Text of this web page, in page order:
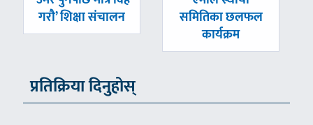
गरौ’ शिक्षा संचालन
-
समितिका छलफल
कार्यक्रम
प्रतिक्रिया दिनुहोस्